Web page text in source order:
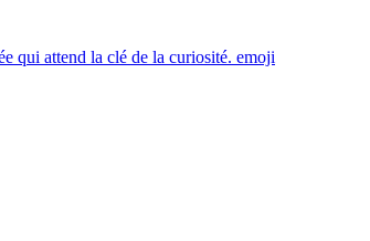
qui attend la clé de la curiosité. emoji